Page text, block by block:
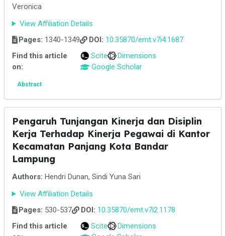
Veronica
View Affiliation Details
Pages: 1340-1349 DOI: 10.35870/emt.v7i4.1687
Find this article
on:
Scite
Dimensions
Google Scholar
Abstract
Pengaruh Tunjangan Kinerja dan Disiplin
Kerja Terhadap Kinerja Pegawai di Kantor
Kecamatan Panjang Kota Bandar
Lampung
Authors: Hendri Dunan, Sindi Yuna Sari
View Affiliation Details
Pages: 530-537 DOI: 10.35870/emt.v7i2.1178
Find this article
Scite
Dimensions